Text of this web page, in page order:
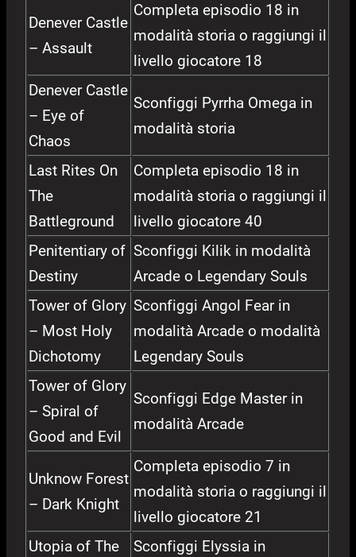
Denever Castle
– Assault
Completa episodio 18 in
modalità storia o raggiungi il
livello giocatore 18
Denever Castle
– Eye of
Chaos
Sconfiggi Pyrrha Omega in
modalità storia
Last Rites On
The
Battleground
Completa episodio 18 in
modalità storia o raggiungi il
livello giocatore 40
Penitentiary of
Destiny
Sconfiggi Kilik in modalità
Arcade o Legendary Souls
Tower of Glory
– Most Holy
Dichotomy
Sconfiggi Angol Fear in
modalità Arcade o modalità
Legendary Souls
Tower of Glory
– Spiral of
Good and Evil
Sconfiggi Edge Master in
modalità Arcade
Unknow Forest
– Dark Knight
Completa episodio 7 in
modalità storia o raggiungi il
livello giocatore 21
Utopia of The
Sconfiggi Elyssia in